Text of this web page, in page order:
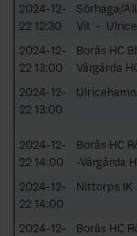
2024-12-
22 12:30
Sörhaga/
Vit -
2024-12-
22 13:00
Borås HC
Vårgårda
2024-12-
22 13:00
2024-12-
22 14:00
Borås HC
-Vårgårda
2024-12-
22 14:00
Nittorps IK
2024-12-
Borås HC